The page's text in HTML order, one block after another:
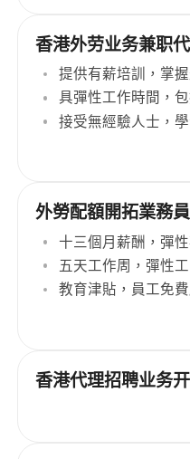
香港外劳业务兼职
提供有薪培訓，掌
具彈性工作時間，
接受無經驗人士，
外勞配額開拓業務員
十三個月薪酬，彈
五天工作周，彈性
教育津貼，員工免
香港代理招聘业务